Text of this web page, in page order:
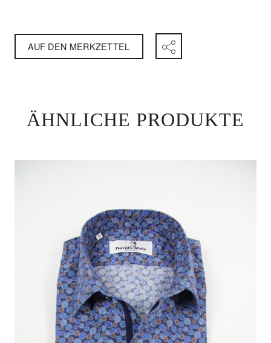
AUF DEN MERKZETTEL
ÄHNLICHE PRODUKTE